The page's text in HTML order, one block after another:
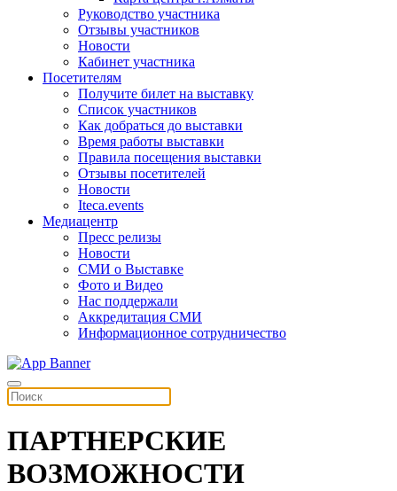
Руководство участника
Отзывы участников
Новости
Кабинет участника
Посетителям
Получите билет на выставку
Список участников
Как добраться до выставки
Время работы выставки
Правила посещения выставки
Отзывы посетителей
Новости
Iteca.events
Медиацентр
Пресс релизы
Новости
СМИ о Выставке
Фото и Видео
Нас поддержали
Аккредитация СМИ
Информационное сотрудничество
ПАРТНЕРСКИЕ
ВОЗМОЖНОСТИ